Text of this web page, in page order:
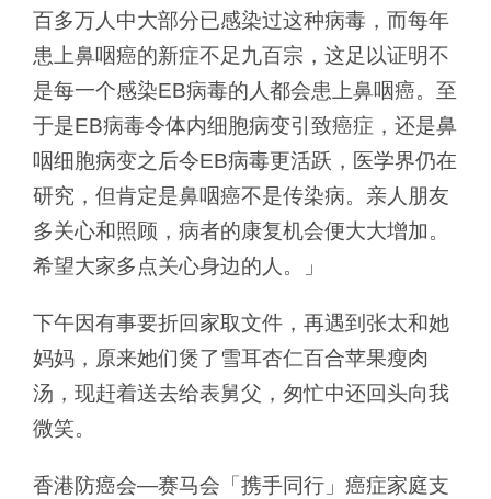
百多万人中大部分已感染过这种病毒，而每年
患上鼻咽癌的新症不足九百宗，这足以证明不
是每一个感染EB病毒的人都会患上鼻咽癌。至
于是EB病毒令体内细胞病变引致癌症，还是鼻
咽细胞病变之后令EB病毒更活跃，医学界仍在
研究，但肯定是鼻咽癌不是传染病。亲人朋友
多关心和照顾，病者的康复机会便大大增加。
希望大家多点关心身边的人。」
下午因有事要折回家取文件，再遇到张太和她
妈妈，原来她们煲了雪耳杏仁百合苹果瘦肉
汤，现赶着送去给表舅父，匆忙中还回头向我
微笑。
香港防癌会—赛马会「携手同行」癌症家庭支